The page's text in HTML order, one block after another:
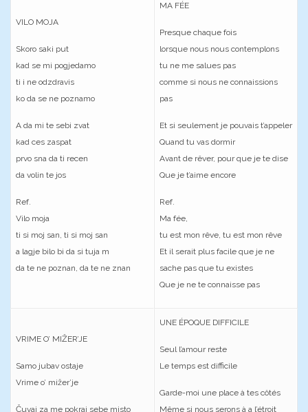
VILO MOJA
Skoro saki put
kad se mi pogjedamo
ti i ne odzdravis
ko da se ne poznamo
A da mi te sebi zvat
kad ces zaspat
prvo sna da ti recen
da volin te jos
Ref.
Vilo moja
ti si moj san, ti si moj san
a lagje bilo bi da si tuja m
da te ne poznan, da te ne znan
MA FÉE
Presque chaque fois
lorsque nous nous contemplons
tu ne me salues pas
comme si nous ne connaissions
pas
Et si seulement je pouvais t’appeler
Quand tu vas dormir
Avant de rêver, pour que je te dise
Que je t’aime encore
Ref.
Ma fée,
tu est mon rêve, tu est mon rêve
Et il serait plus facile que je ne
sache pas que tu existes
Que je ne te connaisse pas
VRIME O’ MIŽER’JE
Samo jubav ostaje
Vrime o’ mižer’je
Čuvaj za me pokraj sebe misto
UNE ÉPOQUE DIFFICILE
Seul l’amour reste
Le temps est difficile
Garde-moi une place à tes côtés
Même si nous serons à a l’étroit